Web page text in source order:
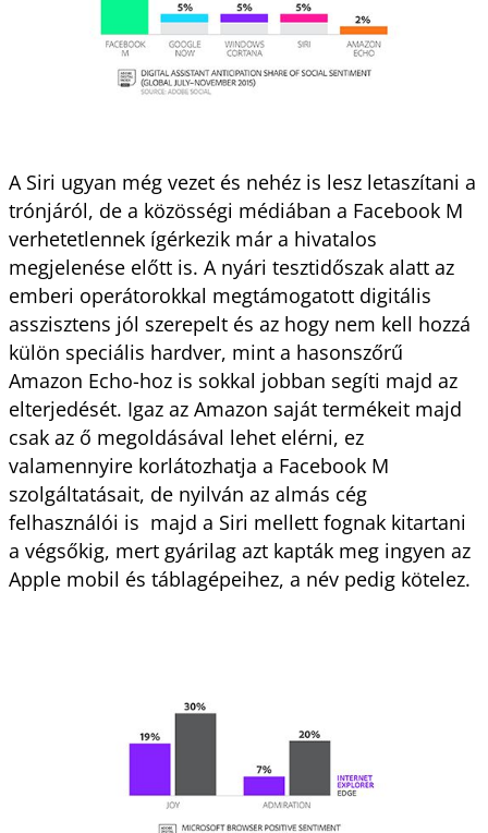
A Siri ugyan még vezet és nehéz is lesz letaszítani a
trónjáról, de a közösségi médiában a Facebook M
verhetetlennek ígérkezik már a hivatalos
megjelenése előtt is. A nyári tesztidőszak alatt az
emberi operátorokkal megtámogatott digitális
asszisztens jól szerepelt és az hogy nem kell hozzá
külön speciális hardver, mint a hasonszőrű
Amazon Echo-hoz is sokkal jobban segíti majd az
elterjedését. Igaz az Amazon saját termékeit majd
csak az ő megoldásával lehet elérni, ez
valamennyire korlátozhatja a Facebook M
szolgáltatásait, de nyilván az almás cég
felhasználói is majd a Siri mellett fognak kitartani
a végsőkig, mert gyárilag azt kapták meg ingyen az
Apple mobil és táblagépeihez, a név pedig kötelez.